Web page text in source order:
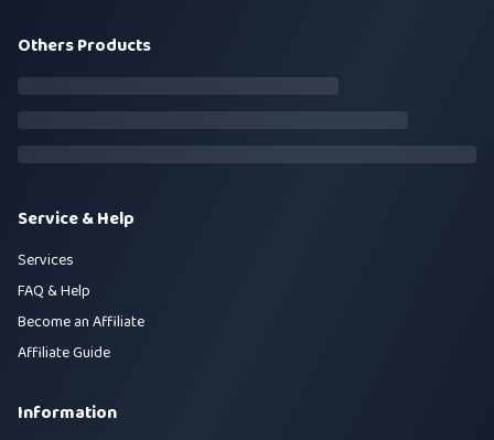
Others Products
Service & Help
Services
FAQ & Help
Become an Affiliate
Affiliate Guide
Information